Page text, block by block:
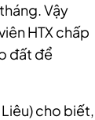
Vậy
HTX chấp
đất để
cho biết,